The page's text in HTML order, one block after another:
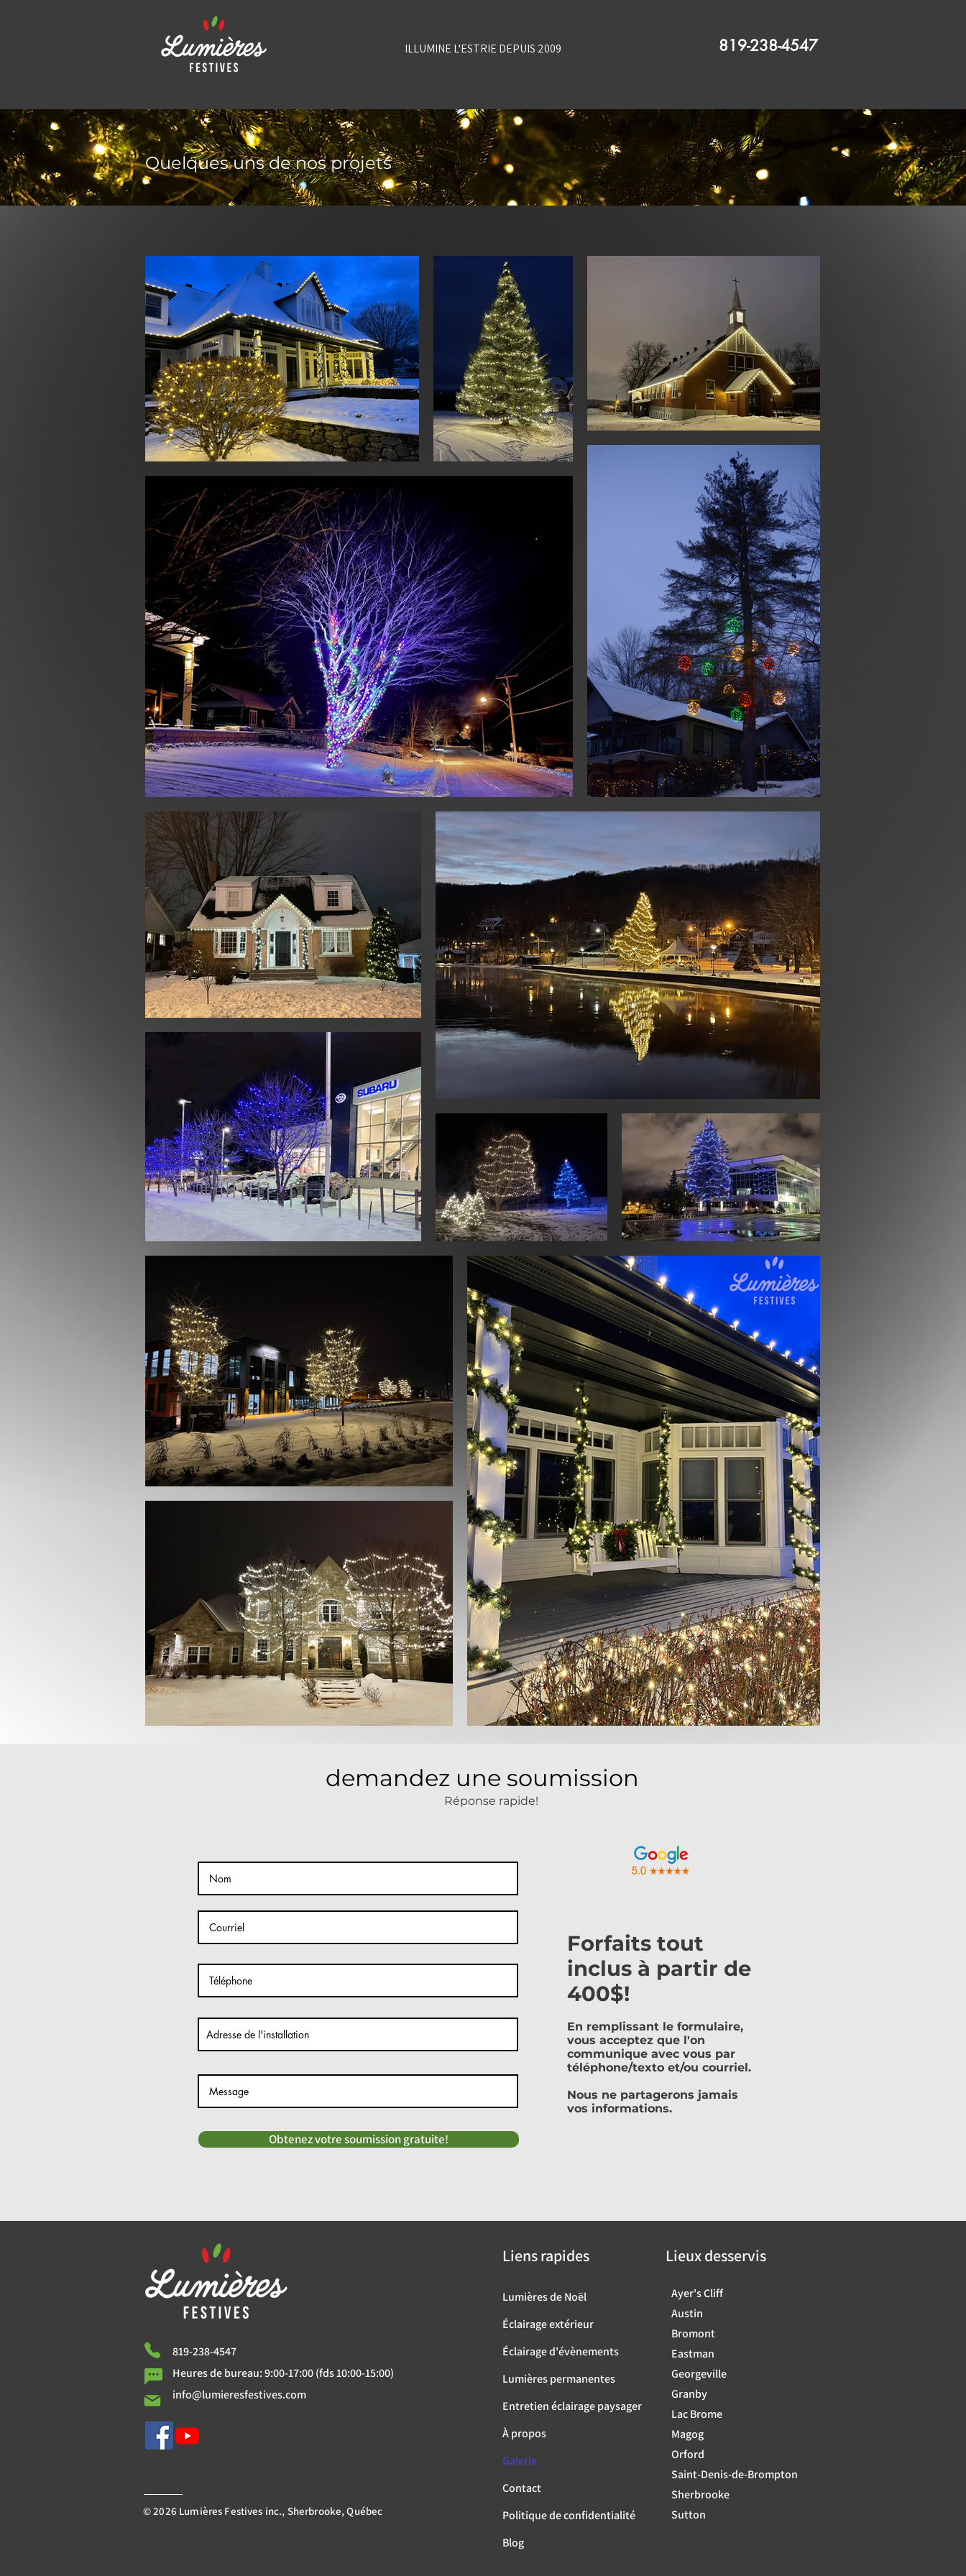
ILLUMINE L'ESTRIE DEPUIS 2009 819-238-4547
Quelques uns de nos projets
demandez une soumission
Réponse rapide!
Obtenez votre soumission gratuite!
Forfaits tout
inclus à partir de
400$!
En remplissant le formulaire,
vous acceptez que l'on
communique avec vous par
téléphone/texto et/ou courriel.
Nous ne partagerons jamais
vos informations.
819-238-4547
Heures de bureau: 9:00-17:00 (fds 10:00-15:00)
info@lumieresfestives.com
© 2026 Lumières Festives inc., Sherbrooke, Québec
Liens rapides
Lumières de Noël
Éclairage extérieur
Éclairage d'évènements
Lumières permanentes
Entretien éclairage paysager
À propos
Galerie
Contact
Politique de confidentialité
Blog
Lieux desservis
Ayer's Cliff
Austin
Bromont
Eastman
Georgeville
Granby
Lac Brome
Magog
Orford
Saint-Denis-de-Brompton
Sherbrooke
Sutton